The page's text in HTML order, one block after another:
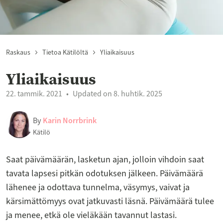
Raskaus Tietoa Kätilöltä Yliaikaisuus
Yliaikaisuus
22. tammik. 2021 Updated on 8. huhtik. 2025
By Karin Norrbrink
Kätilö
Saat päivämäärän, lasketun ajan, jolloin vihdoin saat
tavata lapsesi pitkän odotuksen jälkeen. Päivämäärä
lähenee ja odottava tunnelma, väsymys, vaivat ja
kärsimättömyys ovat jatkuvasti läsnä. Päivämäärä tulee
ja menee, etkä ole vieläkään tavannut lastasi.